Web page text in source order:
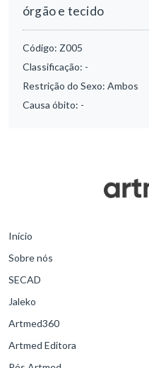
órgão e tecido
Código: Z005
Classificação: -
Restrição do Sexo: Ambos
Causa óbito: -
Início
Sobre nós
SECAD
Jaleko
Artmed360
Artmed Editora